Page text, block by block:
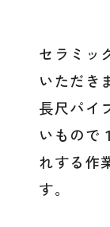
セラミッ
いただき
長尺パイ
いもので
れする作
す。